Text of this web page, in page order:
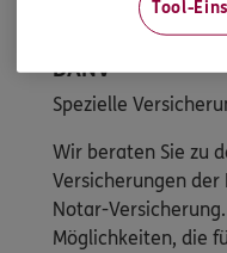
DANV
Spezielle
Wir beraten Sie zu
Versicherungen der
Notar-
Möglichkeiten, die
Tool-